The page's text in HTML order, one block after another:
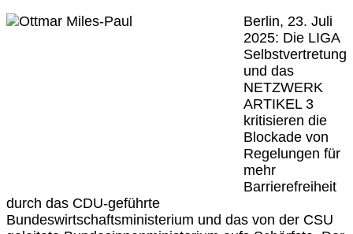
Berlin, 23. Juli
2025: Die LIGA
Selbstvertretung
und das
NETZWERK
ARTIKEL 3
kritisieren die
Blockade von
Regelungen für
mehr
Barrierefreiheit
durch das CDU-geführte
Bundeswirtschaftsministerium und das von der CSU